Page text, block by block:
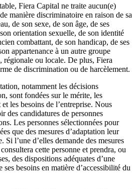
Fiera Capital ne traite aucun(e)
manière discriminatoire en raison de sa
de son sexe, de son âge, de ses
orientation sexuelle, de son identité
combattant, de son handicap, de ses
appartenance à un autre groupe
régionale ou locale. De plus, Fiera
de discrimination ou de harcèlement.
notamment les décisions
sont fondées sur le mérite, les
les besoins de l’entreprise. Nous
des candidatures de personnes
Les personnes sélectionnées pour
que des mesures d’adaptation leur
Si l’une d’elles demande des mesures
cette personne et prendra, ou
des dispositions adéquates d’une
besoins en matière d’accessibilité du